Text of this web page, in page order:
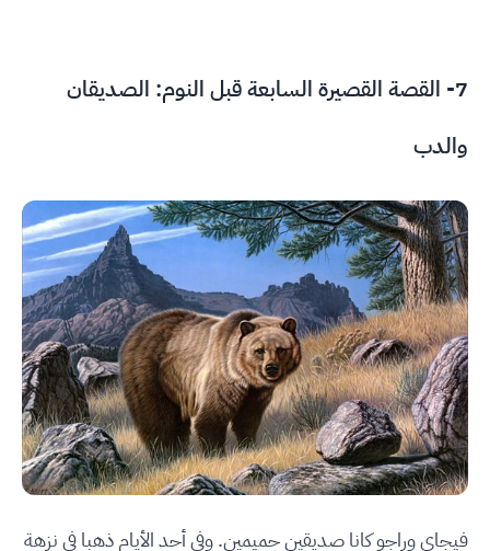
7- القصة القصيرة السابعة قبل النوم: الصديقان
والدب
فيجاي وراجو كانا صديقين حميمين. وفي أحد الأيام ذهبا في نزهة